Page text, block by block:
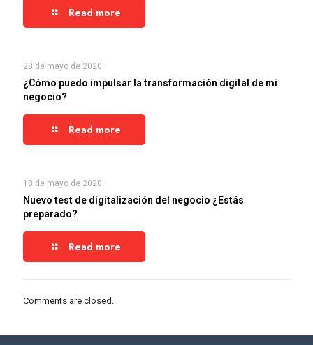
Read more
28 de mayo de 2020
¿Cómo puedo impulsar la transformación digital de mi
negocio?
Read more
18 de mayo de 2020
Nuevo test de digitalización del negocio ¿Estás
preparado?
Read more
Comments are closed.